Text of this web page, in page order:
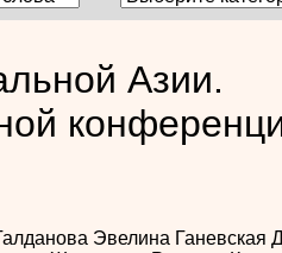
Азии.
Эвелина Ганевская